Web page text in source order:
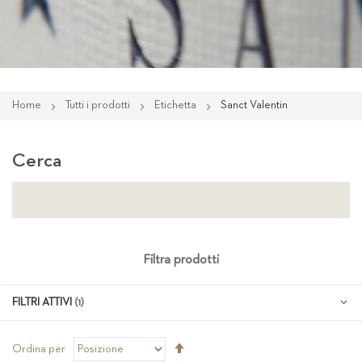
Home Tutti i prodotti Etichetta Sanct Valentin
Ordina per
Cerca
Filtra prodotti
FILTRI ATTIVI